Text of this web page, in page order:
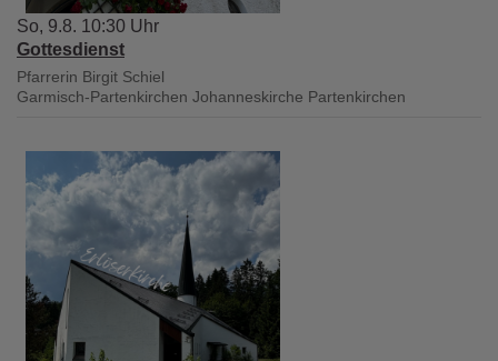
So, 9.8. 10:30 Uhr
Gottesdienst
Pfarrerin Birgit Schiel
Garmisch-Partenkirchen Johanneskirche Partenkirchen